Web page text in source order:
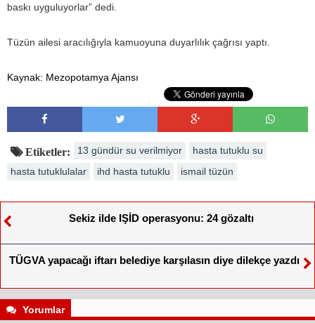
baskı uyguluyorlar” dedi.
Tüzün ailesi aracılığıyla kamuoyuna duyarlılık çağrısı yaptı.
Kaynak: Mezopotamya Ajansı
Etiketler: 13 gündür su verilmiyor
hasta tutuklu su
hasta tutuklulalar
ihd hasta tutuklu ismail tüzün
Sekiz ilde IŞİD operasyonu: 24 gözaltı
TÜGVA yapacağı iftarı belediye karşılasın diye dilekçe yazdı
Yorumlar